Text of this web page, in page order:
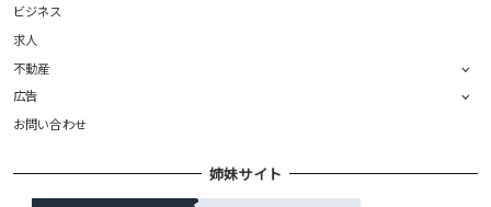
ビジネス
求人
不動産
広告
お問い合わせ
姉妹サイト